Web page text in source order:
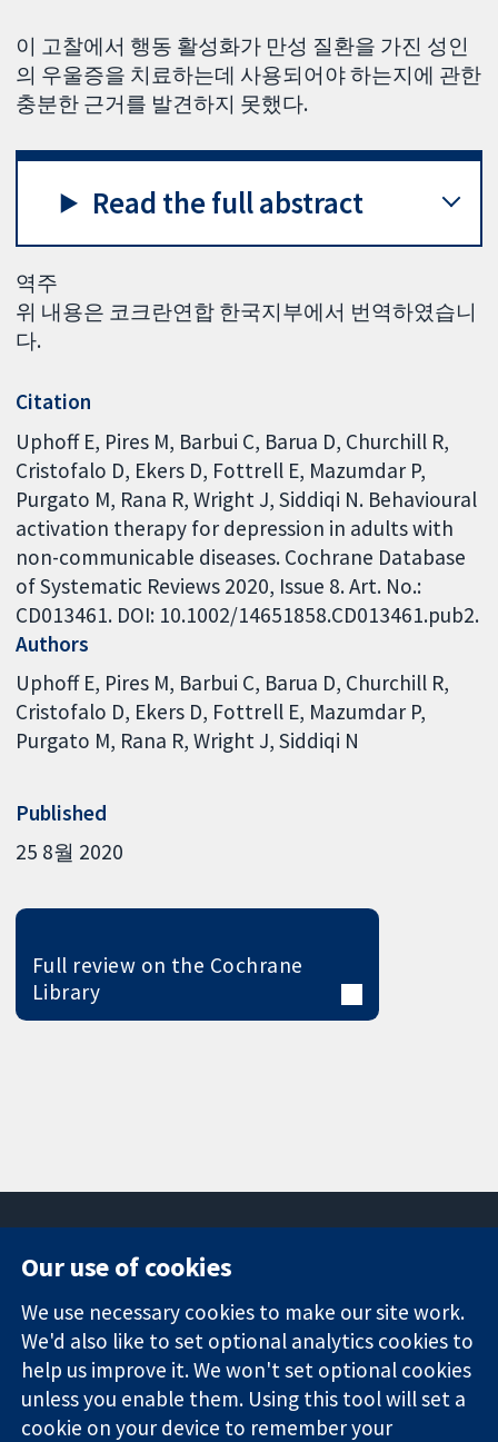
이 고찰에서 행동 활성화가 만성 질환을 가진 성인
의 우울증을 치료하는데 사용되어야 하는지에 관한
충분한 근거를 발견하지 못했다.
Read the full abstract
역주
위 내용은 코크란연합 한국지부에서 번역하였습니
다.
Citation
Uphoff E, Pires M, Barbui C, Barua D, Churchill R,
Cristofalo D, Ekers D, Fottrell E, Mazumdar P,
Purgato M, Rana R, Wright J, Siddiqi N. Behavioural
activation therapy for depression in adults with
non-communicable diseases. Cochrane Database
of Systematic Reviews 2020, Issue 8. Art. No.:
CD013461. DOI: 10.1002/14651858.CD013461.pub2.
Authors
Uphoff E Pires M Barbui C Barua D Churchill R
Cristofalo D Ekers D Fottrell E Mazumdar P
Purgato M Rana R Wright J Siddiqi N
Published
25 8월 2020
Full review on the Cochrane
Library
Trusted
evidence.
Informed
decisions.
Better health.
Square
London
W1G 0AN
영국
News
Press office
About us
작업
Cochrane
Library
Our use of cookies
We use necessary cookies to make our site work.
We'd also like to set optional analytics cookies to
help us improve it. We won't set optional cookies
unless you enable them. Using this tool will set a
cookie on your device to remember your